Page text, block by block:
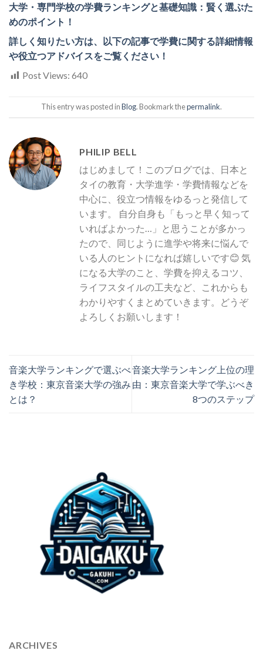
大学・専門学校の学費ランキングと基礎知識：賢く選ぶた
めのポイント！
詳しく知りたい方は、以下の記事で学費に関する詳細情報
や役立つアドバイスをご覧ください！
Post Views: 640
This entry was posted inBlog. Bookmark thepermalink.
PHILIP BELL
はじめまして！このブログでは、日本と
タイの教育・大学進学・学費情報などを
中心に、役立つ情報をゆるっと発信して
います。 自分自身も「もっと早く知って
いればよかった…」と思うことが多かっ
たので、同じように進学や将来に悩んで
いる人のヒントになれば嬉しいです😊 気
になる大学のこと、学費を抑えるコツ、
ライフスタイルの工夫など、これからも
わかりやすくまとめていきます。どうぞ
よろしくお願いします！
音楽大学ランキングで選ぶべ
き学校：東京音楽大学の強み
とは？
音楽大学ランキング上位の理
由：東京音楽大学で学ぶべき
8つのステップ
ARCHIVES